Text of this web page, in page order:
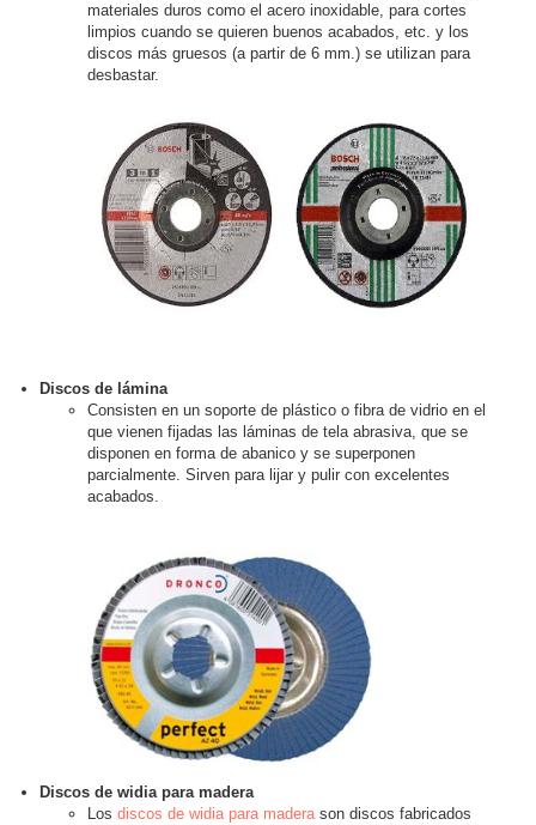
materiales duros como el acero inoxidable, para cortes
limpios cuando se quieren buenos acabados, etc. y los
discos más gruesos (a partir de 6 mm.) se utilizan para
desbastar.
Discos de lámina
Consisten en un soporte de plástico o fibra de vidrio en el
que vienen fijadas las láminas de tela abrasiva, que se
disponen en forma de abanico y se superponen
parcialmente. Sirven para lijar y pulir con excelentes
acabados.
Discos de widia para madera
Losdiscos de widia para maderason discos fabricados